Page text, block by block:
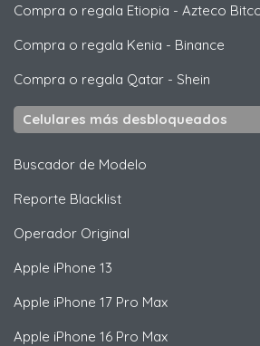
Compra o regala Etiopia - Azteco
Compra o regala Kenia - Binance
Compra o regala Qatar - Shein
Celulares más desbloqueados
Buscador de Modelo
Reporte Blacklist
Operador Original
Apple iPhone 13
Apple iPhone 17 Pro Max
Apple iPhone 16 Pro Max